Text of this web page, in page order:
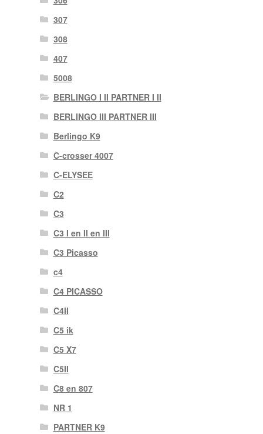
307
308
407
5008
BERLINGO I II PARTNER I II
BERLINGO III PARTNER III
Berlingo K9
C-crosser 4007
C-ELYSEE
C2
C3
C3 I en II en III
C3 Picasso
c4
C4 PICASSO
C4II
C5 ik
C5 X7
C5II
C8 en 807
NR 1
PARTNER K9